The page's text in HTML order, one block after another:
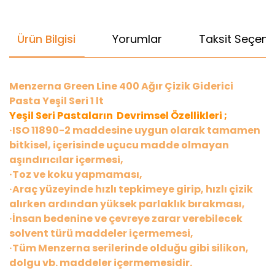
Ürün Bilgisi Yorumlar Taksit
Menzerna Green Line 400 Ağır Çizik Giderici
Pasta Yeşil Seri 1 lt
Yeşil Seri Pastaların Devrimsel Özellikleri ;
·ISO 11890-2 maddesine uygun olarak tamamen
bitkisel, içerisinde uçucu madde olmayan
aşındırıcılar içermesi,
·Toz ve koku yapmaması,
·Araç yüzeyinde hızlı tepkimeye girip, hızlı çizik
alırken ardından yüksek parlaklık bırakması,
·İnsan bedenine ve çevreye zarar verebilecek
solvent türü maddeler içermemesi,
·Tüm Menzerna serilerinde olduğu gibi silikon,
dolgu vb. maddeler içermemesidir.